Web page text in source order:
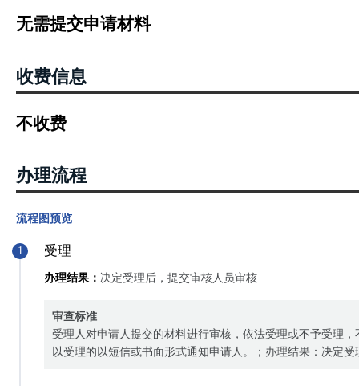
无需提交申请材料
收费信息
不收费
办理流程
流程图预览
1 受理
办理结果： 决定受理后，提交审核人员审核
审查标准
受理人对申请人提交的材料进行审核，依法受理或不予受理
以受理的以短信或书面形式通知申请人。；办理结果：决定